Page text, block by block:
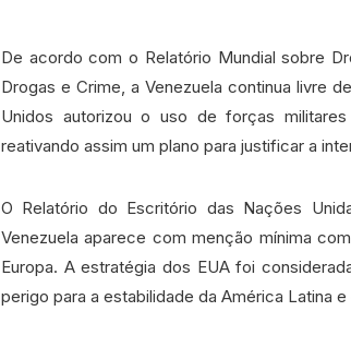
De acordo com o Relatório Mundial sobre
Drogas e Crime, a Venezuela continua livre
Unidos autorizou o uso de forças
reativando assim um plano para justificar a
O Relatório do Escritório das Nações
Venezuela aparece com menção mínima
Europa. A estratégia dos EUA foi
perigo para a estabilidade da América Latina e